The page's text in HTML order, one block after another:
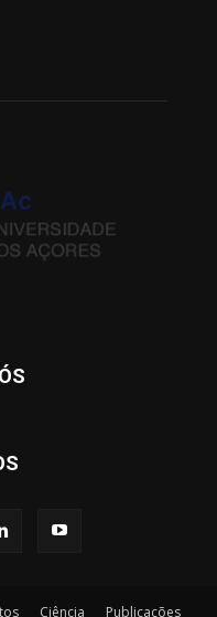
Ciência Publicações